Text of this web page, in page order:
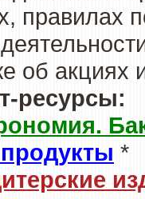
правилах
об
ресурсы:
*